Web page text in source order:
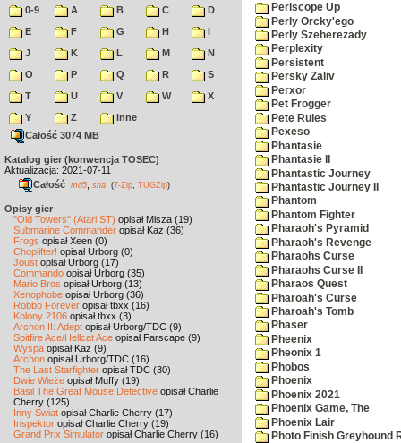
0-9 A B C
D
E
F G H
I
J
K L M
N
O
P Q R
S
T
U V W
X
Y
Z
inne
Całość 3074 MB
Katalog gier (konwencja TOSEC)
Aktualizacja: 2021-07-11
Całość md5 sha (7-Zip TUGZip)
Opisy gier
"Old Towers" (Atari ST) opisał Misza (19)
Submarine Commander opisał Kaz (36)
Frogs opisał Xeen (0)
Choplifter! opisał Urborg (0)
Joust opisał Urborg (17)
Commando opisał Urborg (35)
Mario Bros opisał Urborg (13)
Xenophobe opisał Urborg (36)
Robbo Forever opisał tbxx (16)
Kolony 2106 opisał tbxx (3)
Archon II: Adept opisał Urborg/TDC (9)
Spitfire Ace/Hellcat Ace opisał Farscape (9)
Wyspa opisał Kaz (9)
Archon opisał Urborg/TDC (16)
The Last Starfighter opisał TDC (30)
Dwie Wieże opisał Muffy (19)
Basil The Great Mouse Detective opisał Charlie
Cherry (125)
Inny Świat opisał Charlie Cherry (17)
Inspektor opisał Charlie Cherry (19)
Grand Prix Simulator opisał Charlie Cherry (16)
Periscope Up
Perly Orcky'ego
Perly Szeherezady
Perplexity
Persistent
Persky Zaliv
Perxor
Pet Frogger
Pete Rules
Pexeso
Phantasie
Phantasie II
Phantastic Journey
Phantastic Journey II
Phantom
Phantom Fighter
Pharaoh's Pyramid
Pharaoh's Revenge
Pharaohs Curse
Pharaohs Curse II
Pharaos Quest
Pharoah's Curse
Pharoah's Tomb
Phaser
Pheenix
Pheonix 1
Phobos
Phoenix
Phoenix 2021
Phoenix Game, The
Phoenix Lair
Photo Finish Greyhound